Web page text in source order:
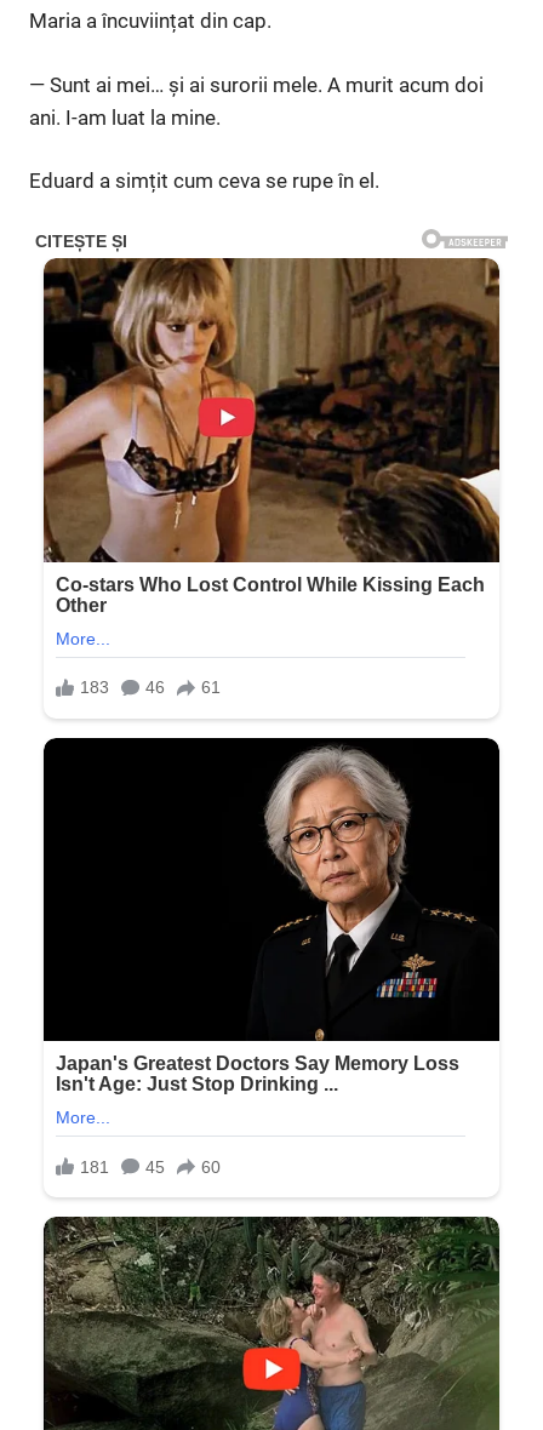
Maria a încuviințat din cap.
— Sunt ai mei… și ai surorii mele. A murit acum doi
ani. I-am luat la mine.
Eduard a simțit cum ceva se rupe în el.